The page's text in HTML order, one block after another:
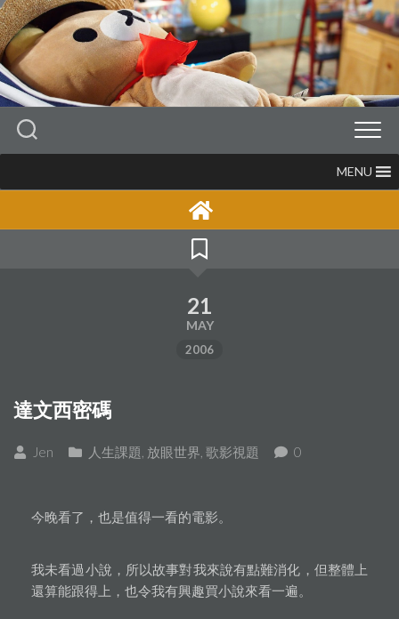
Skip
to
content
MENU
21
MAY
2006
達文西密碼
Jen 人生課題 放眼世界 歌影視題 0
今晚看了，也是值得一看的電影。
我未看過小說，所以故事對我來說有點難消化，但整體上
還算能跟得上，也令我有興趣買小說來看一遍。